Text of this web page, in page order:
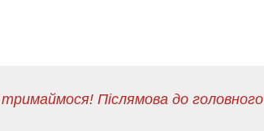
Післямова до головного